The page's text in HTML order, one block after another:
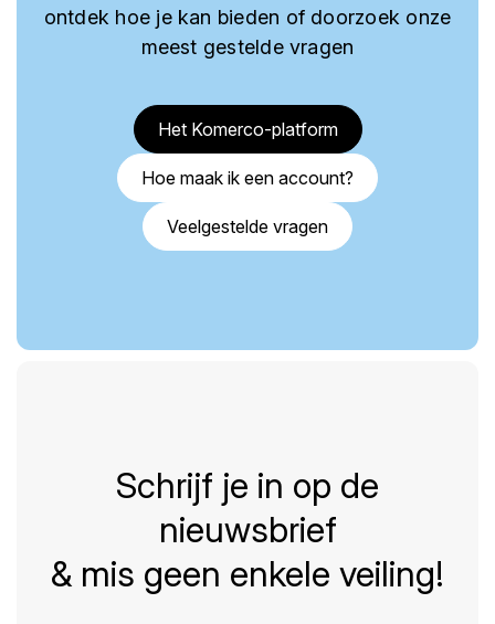
ontdek hoe je kan bieden of doorzoek onze
meest gestelde vragen
Het Komerco-platform
Hoe maak ik een account?
Veelgestelde vragen
Schrijf je in op de
nieuwsbrief
& mis geen enkele veiling!